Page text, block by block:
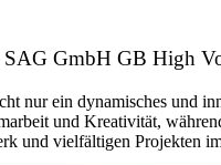
SAG GmbH GB High
nur ein dynamisches und
und Kreativität,
und vielfältigen Projekten